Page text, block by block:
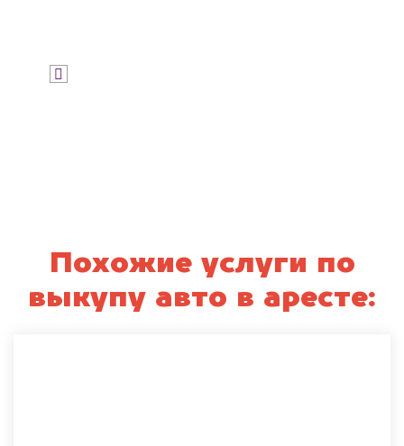
Похожие услуги по
выкупу авто в аресте: